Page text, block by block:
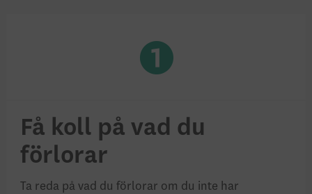
Få koll på vad du
förlorar
Ta reda på vad du förlorar om du inte har